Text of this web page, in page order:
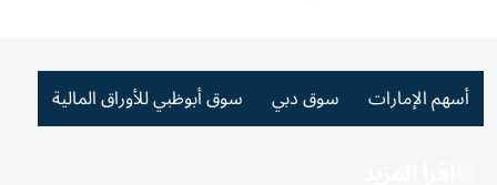
أسهم الإمارات سوق دبي سوق أبوظبي للأوراق المالية